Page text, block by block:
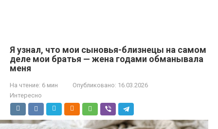
Я узнал, что мои сыновья-близнецы на самом
деле мои братья — жена годами обманывала
меня
На чтение: 6 мин Опубликовано: 16.03.2026
Интересно